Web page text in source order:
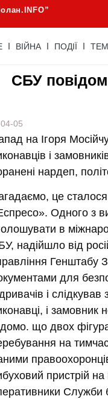
ВІЙНА ПОДІЇ
СБУ
05
на Ігоря
і
нардеп,
це
Одного з
в
надійшло від
Генштабу
для
і
і замовник
що двох
на
пристрій
Служби